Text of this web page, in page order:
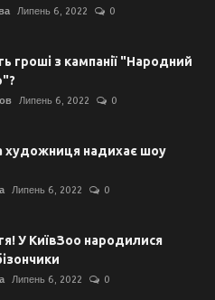
Липень 6, 2022 0
гроші з кампанії "Народний
Липень 6, 2022 0
художниця надихає шоу
Липень 6, 2022 0
У КиївЗоо народилися
Липень 6, 2022 0